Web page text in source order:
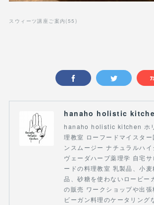
スウィーツ講座ご案内 (55 )
hanaho holistic
hanaho holistic kitchen ホ
理教室 ローフードマイスタ
ンスムージー ナチュラルハ
ヴェーダハーブ薬理学 自宅サ
ードの料理教室 乳製品、小麦
品、砂糖を使わないロービー
の販売 ワークショップや出張
ビーガン料理のケータリング